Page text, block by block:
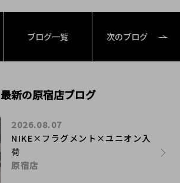
ブログ一覧 次のブログ
最新の原宿店ブログ
NIKE×フラグメント×ユニオン入
荷
2026.08.07
原宿店